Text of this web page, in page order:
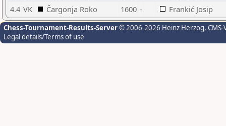
4.4 VK Čargonja Roko 1600 - Frankić Josip
Chess-Tournament-Results-Server© 2006-2026 Heinz Herzog,
Legal details/Terms of use